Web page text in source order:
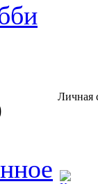
Личная